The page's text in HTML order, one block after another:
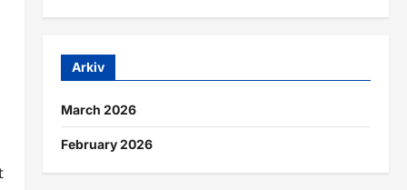
Arkiv
March 2026
February 2026